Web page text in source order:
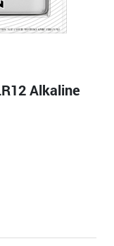
Alkaline